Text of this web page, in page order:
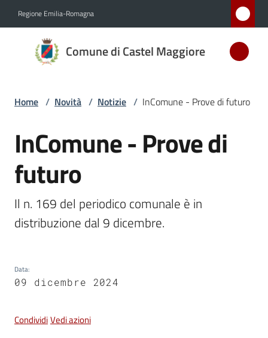
Regione Emilia-Romagna
Comune di Castel Maggiore
Comune
di Castel
D'ARGENTO
CIVILE
Amministrazione
Novità
Menu selezionato
Vivere
Home / Novità / Notizie / InComune - Prove di futuro
Salta al contenuto
InComune - Prove di
futuro
Il n. 169 del periodico comunale è in
distribuzione dal 9 dicembre.
Data:
09 dicembre 2024
CondividiVedi azioni